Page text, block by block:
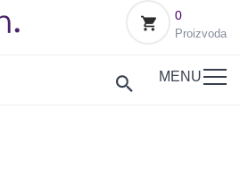
0
Proizvoda
MENU